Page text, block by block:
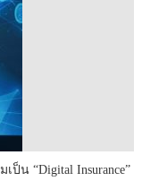
ป็น “Digital Insurance”